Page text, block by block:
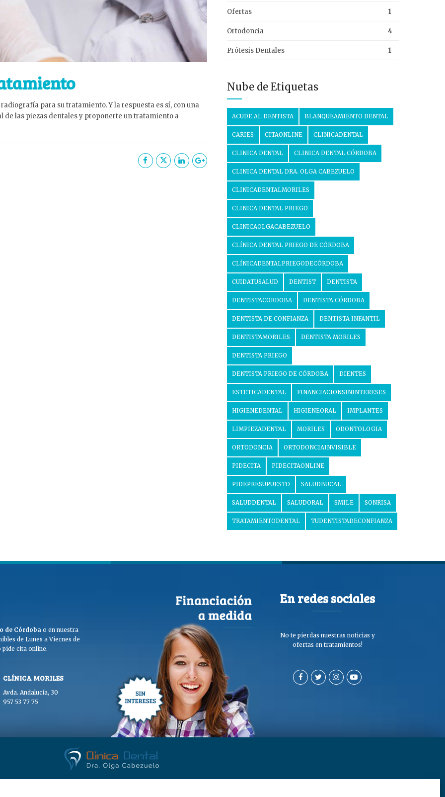
para su tratamiento. Y la respuesta es sí, con una
las piezas dentales y proponerte un tratamiento a
Ofertas 1
Ortodoncia 4
Prótesis Dentales 1
Nube de Etiquetas
ACUDE AL DENTISTA BLANQUEAMIENTO DENTAL
CARIES CITAONLINE CLINICADENTAL
CLINICA DENTAL CLINICA DENTAL CÓRDOBA
CLINICA DENTAL DRA. OLGA CABEZUELO
CLINICADENTALMORILES
CLINICA DENTAL PRIEGO
CLINICAOLGACABEZUELO
CLÍNICA DENTAL PRIEGO DE CÓRDOBA
CLÍNICADENTALPRIEGODECÓRDOBA
CUIDATUSALUD DENTIST DENTISTA
DENTISTACORDOBA DENTISTA CÓRDOBA
DENTISTA DE CONFIANZA DENTISTA INFANTIL
DENTISTAMORILES DENTISTA MORILES
DENTISTA PRIEGO
DENTISTA PRIEGO DE CÓRDOBA DIENTES
ESTETICADENTAL FINANCIACIONSININTERESES
HIGIENEDENTAL HIGIENEORAL IMPLANTES
LIMPIEZADENTAL MORILES ODONTOLOGIA
ORTODONCIA ORTODONCIAINVISIBLE
PIDECITA PIDECITAONLINE
PIDEPRESUPUESTO SALUDBUCAL
SALUDDENTAL SALUDORAL SMILE SONRISA
TRATAMIENTODENTAL TUDENTISTADECONFIANZA
de Córdoba o en nuestra
de Lunes a Viernes de
pide cita online.
CLÍNICA MORILES
Avda. Andalucía, 30
957 53 77 75
En redes sociales
No te pierdas nuestras noticias y
ofertas en tratamientos!